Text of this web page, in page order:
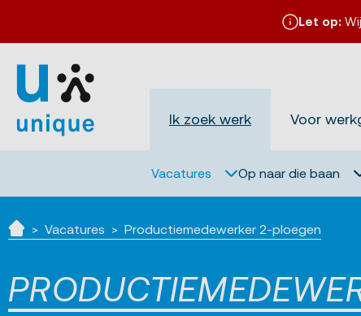
Let op:
Ik zoek werk Voor
Vacatures Op naar die baan
Vacatures Productiemedewerker 2-ploegen